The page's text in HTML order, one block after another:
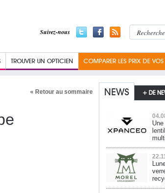
Suivez-nous
TROUVER UN OPTICIEN COMPARER LES PRIX DE VOS
« Retour au sommaire NEWS + DE